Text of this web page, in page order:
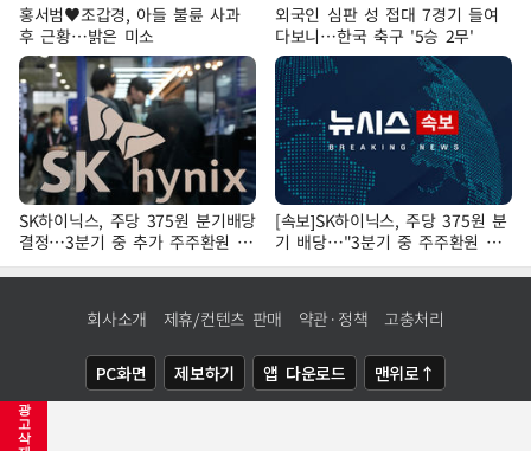
광
고
삭
홍서범♥조갑경, 아들 불륜 사과
후 근황…밝은 미소
외국인 심판 성 접대 7경기 들여
다보니…한국 축구 '5승 2무'
SK하이닉스, 주당 375원 분기배당
결정…3분기 중 추가 주주환원 발
표
[속보]SK하이닉스, 주당 375원 분
기 배당…"3분기 중 주주환원 방
안 확정"
회사소개 제휴/컨텐츠 판매 약관·정책 고충처리
PC화면 제보하기 앱 다운로드 맨위로↑